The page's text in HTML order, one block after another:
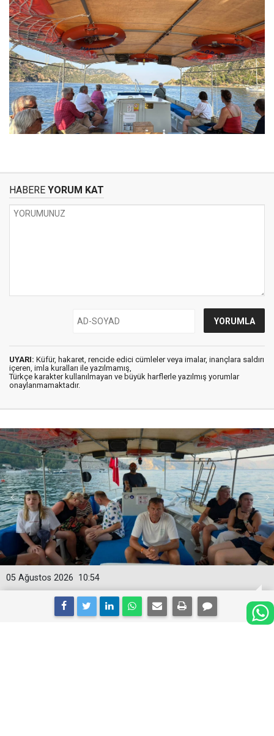
HABERE YORUM KAT
UYARI: Küfür, hakaret, rencide edici cümleler veya imalar, inançlara saldırı
içeren, imla kuralları ile yazılmamış,
Türkçe karakter kullanılmayan ve büyük harflerle yazılmış yorumlar
onaylanmamaktadır.
10:54
05 Ağustos 2026